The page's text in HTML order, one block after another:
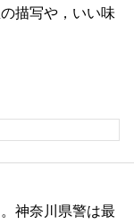
描写や，いい味
神奈川県警は最